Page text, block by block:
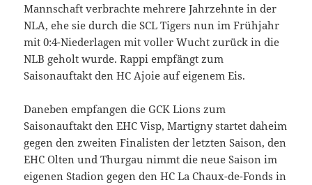
Mannschaft verbrachte mehrere Jahrzehnte in der
NLA, ehe sie durch die SCL Tigers nun im Frühjahr
mit 0:4-Niederlagen mit voller Wucht zurück in die
NLB geholt wurde. Rappi empfängt zum
Saisonauftakt den HC Ajoie auf eigenem Eis.
Daneben empfangen die GCK Lions zum
Saisonauftakt den EHC Visp, Martigny startet daheim
gegen den zweiten Finalisten der letzten Saison, den
EHC Olten und Thurgau nimmt die neue Saison im
eigenen Stadion gegen den HC La Chaux-de-Fonds in